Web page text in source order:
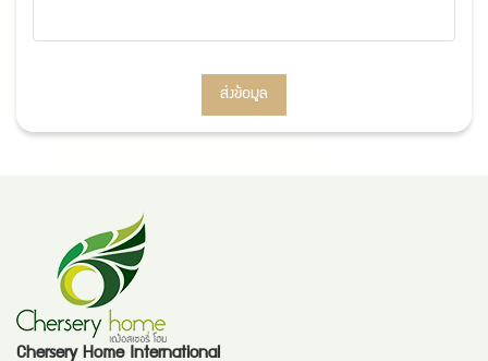
ส่งข้อมูล
Chersery Home International